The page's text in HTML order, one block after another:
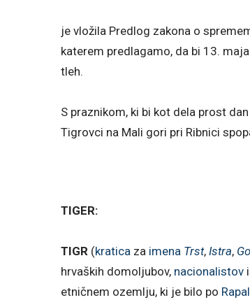
je vložila Predlog zakona o
katerem predlagamo, da bi 13.
tleh.
S praznikom, ki bi kot dela prost
Tigrovci na Mali gori pri Ribnici
TIGER:
TIGR (kratica za imena Trst, Istra,
hrvaških domoljubov, nacionalistov
etničnem ozemlju, ki je bilo po